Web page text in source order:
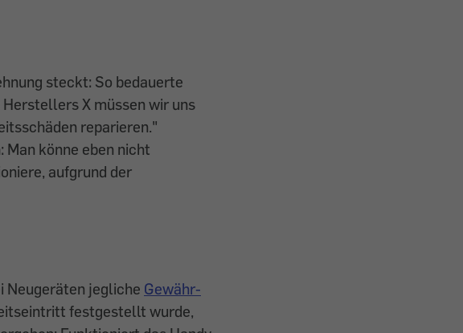
steckt: So bedauerte
X müssen wir uns
reparieren."
könne eben nicht
aufgrund der
Neugeräten jegliche Gewähr­
festgestellt wurde,